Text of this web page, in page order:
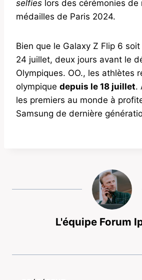
selfies lors des cérémonies de
médailles de Paris 2024.
Bien que le Galaxy Z Flip 6
24 juillet, deux jours avant le
Olympiques. OO., les athlètes
olympique depuis le 18 juillet.
les premiers au monde à
Samsung de dernière
L'équipe Forum